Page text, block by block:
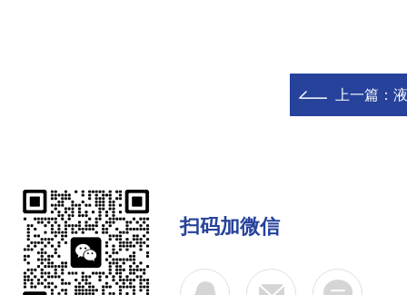
上一篇：
扫码加微信